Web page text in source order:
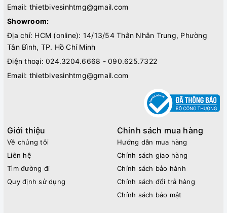
Email: thietbivesinhtmg@gmail.com
Showroom:
Địa chỉ: HCM (online): 14/13/54 Thân Nhân Trung, Phường
Tân Bình, TP. Hồ Chí Minh
Điện thoại: 024.3204.6668 - 090.625.7322
Email: thietbivesinhtmg@gmail.com
Giới thiệu
Về chúng tôi
Liên hệ
Tìm đường đi
Quy định sử dụng
Chính sách mua hàng
Hướng dẫn mua hàng
Chính sách giao hàng
Chính sách bảo hành
Chính sách đổi trả hàng
Chính sách bảo mật